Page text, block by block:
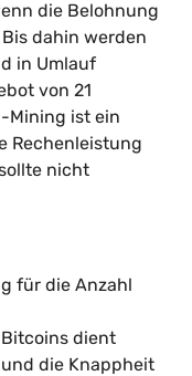
die Belohnung
dahin werden
in Umlauf
von 21
Mining ist ein
Rechenleistung
nicht
für die Anzahl
dient
die Knappheit